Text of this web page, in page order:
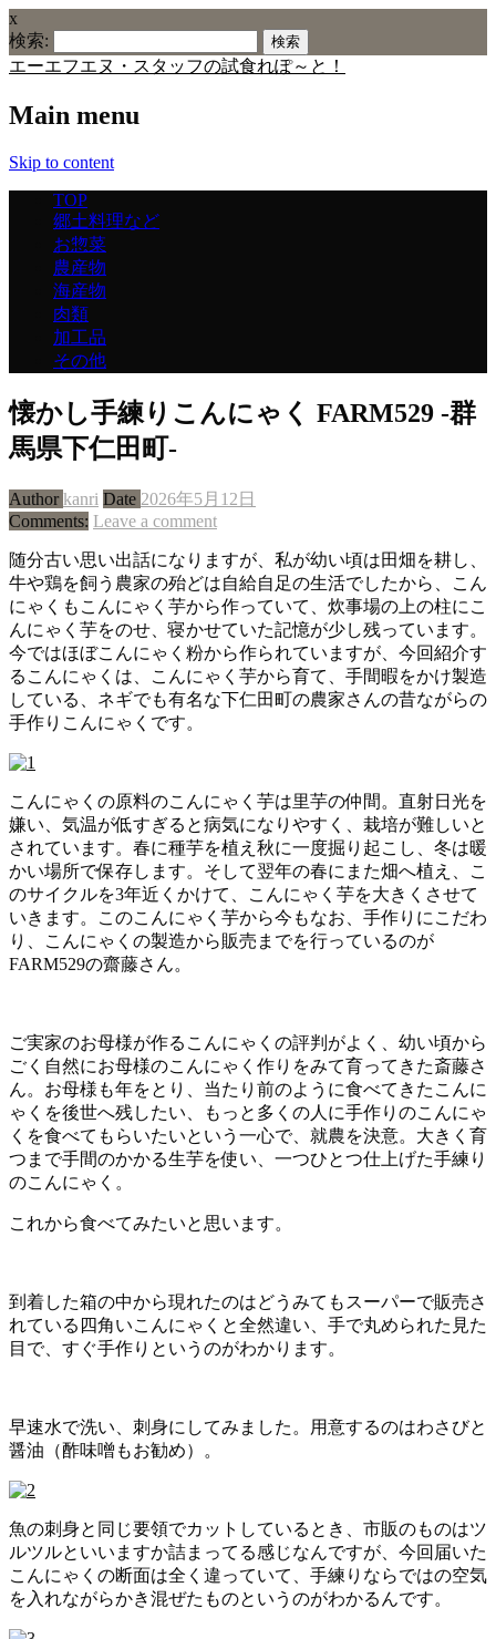
x
検索:
エーエフエヌ・スタッフの試食れぽ～と！
Main menu
Skip to content
TOP
郷土料理など
お惣菜
農産物
海産物
肉類
加工品
その他
懐かし手練りこんにゃく FARM529 -群
馬県下仁田町-
Author kanri Date 2026年5月12日
Comments: Leave a comment
随分古い思い出話になりますが、私が幼い頃は田畑を耕し、
牛や鶏を飼う農家の殆どは自給自足の生活でしたから、こん
にゃくもこんにゃく芋から作っていて、炊事場の上の柱にこ
んにゃく芋をのせ、寝かせていた記憶が少し残っています。
今ではほぼこんにゃく粉から作られていますが、今回紹介す
るこんにゃくは、こんにゃく芋から育て、手間暇をかけ製造
している、ネギでも有名な下仁田町の農家さんの昔ながらの
手作りこんにゃくです。
こんにゃくの原料のこんにゃく芋は里芋の仲間。直射日光を
嫌い、気温が低すぎると病気になりやすく、栽培が難しいと
されています。春に種芋を植え秋に一度掘り起こし、冬は暖
かい場所で保存します。そして翌年の春にまた畑へ植え、こ
のサイクルを3年近くかけて、こんにゃく芋を大きくさせて
いきます。このこんにゃく芋から今もなお、手作りにこだわ
り、こんにゃくの製造から販売までを行っているのが
FARM529の齋藤さん。
ご実家のお母様が作るこんにゃくの評判がよく、幼い頃から
ごく自然にお母様のこんにゃく作りをみて育ってきた斎藤さ
ん。お母様も年をとり、当たり前のように食べてきたこんに
ゃくを後世へ残したい、もっと多くの人に手作りのこんにゃ
くを食べてもらいたいという一心で、就農を決意。大きく育
つまで手間のかかる生芋を使い、一つひとつ仕上げた手練り
のこんにゃく。
これから食べてみたいと思います。
到着した箱の中から現れたのはどうみてもスーパーで販売さ
れている四角いこんにゃくと全然違い、手で丸められた見た
目で、すぐ手作りというのがわかります。
早速水で洗い、刺身にしてみました。用意するのはわさびと
醤油（酢味噌もお勧め）。
魚の刺身と同じ要領でカットしているとき、市販のものはツ
ルツルといいますか詰まってる感じなんですが、今回届いた
こんにゃくの断面は全く違っていて、手練りならではの空気
を入れながらかき混ぜたものというのがわかるんです。